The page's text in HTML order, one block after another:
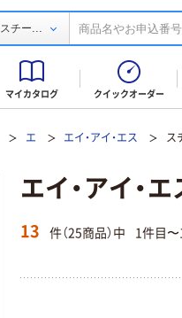
スチー...
マイカタログ クイックオーダー
エ エイ・アイ・エス ス
エイ・アイ・
13 件（25商品）中 1件目